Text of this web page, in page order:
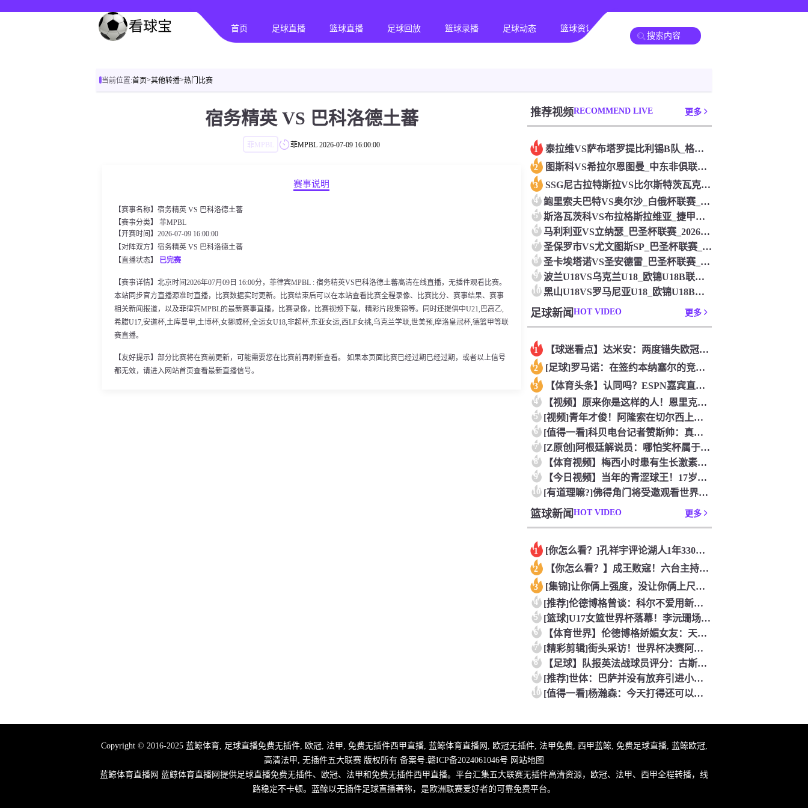
首页 足球直播 篮球直播 足球回放 篮球录播 足球动态 篮球资讯 其他转播
当前位置:首页>其他转播>热门比赛
宿务精英 VS 巴科洛德土蕃
菲MPBL 菲MPBL 2026-07-09 16:00:00
赛事说明
【赛事名称】宿务精英 VS 巴科洛德土蕃
【赛事分类】 菲MPBL
【开赛时间】2026-07-09 16:00:00
【对阵双方】宿务精英 VS 巴科洛德土蕃
【直播状态】 已完赛
【赛事详情】北京时间2026年07月09日 16:00分，菲律宾MPBL : 宿务精英VS巴科洛德土蕃高清在线直播，无插件观看比赛。
本站同步官方直播源准时直播，比赛数据实时更新。比赛结束后可以在本站查看比赛全程录像、比赛比分、赛事结果、赛事
相关新闻报道，以及菲律宾MPBL的最新赛事直播，比赛录像，比赛视频下载，精彩片段集锦等。同时还提供中U21,巴高乙,
希腊U17,安道杯,土库曼甲,土博杯,女挪威杯,全运女U18,非超杯,东亚女运,西LF女挑,乌克兰学联,世美预,摩洛皇冠杯,德篮甲等联
赛直播。
【友好提示】部分比赛将在赛前更新，可能需要您在比赛前再刷新查看。 如果本页面比赛已经过期已经过期，或者以上信号
都无效，请进入网站首页查看最新直播信号。
推荐视频RECOMMEND LIVE 更多
1 泰拉维VS萨布塔罗提比利锡B队_格鲁杯联赛_2026年07月
2 图斯科VS希拉尔恩图曼_中东非俱联赛_2026年07月26日
3 SSG尼古拉特斯拉VS比尔斯特茨瓦克_德戊联赛_2026年0
4 鲍里索夫巴特VS奥尔沙_白俄杯联赛_2026年07月26日
5 斯洛瓦茨科VS布拉格斯拉维亚_捷甲联赛_2026年07月26
6 马利利亚VS立纳瑟_巴圣杯联赛_2026年07月26日
7 圣保罗市VS尤文图斯SP_巴圣杯联赛_2026年07月26日
8 圣卡埃塔诺VS圣安德雷_巴圣杯联赛_2026年07月26日
9 波兰U18VS乌克兰U18_欧锦U18B联赛_2026年07
10 黑山U18VS罗马尼亚U18_欧锦U18B联赛_2026年0
足球新闻 HOT VIDEO 更多
1 【球迷看点】达米安：两度错失欧冠是我在国米最大遗憾，不退役我
2 [足球]罗马诺：在签约本纳塞尔的竞争中，加拉法处于领先地位
3 【体育头条】认同吗？ESPN嘉宾直言：帕雷德斯的行为无法容忍
4 【视频】原来你是这样的人！恩里克以为奥古斯托在给自己拍照，但
5 [视频]青年才俊！阿隆索在切尔西上任后的第七堂训练课！
6 [值得一看]科贝电台记者赞斯帅：真正的绅士，拥抱德拉富恩特+
7 [Z原创]阿根廷解说员：哪怕奖杯属于西班牙，梅西早已唤醒阿根
8 【体育视频】梅西小时患有生长激素缺乏症，当时巴萨总监看了比赛
9 【今日视频】当年的青涩球王！17岁青涩梅西奶音：我们用节奏把
10 [有道理嘛?]佛得角门将受邀观看世界杯决赛，还遇到了传奇门将
篮球新闻 HOT VIDEO 更多
1 [你怎么看？]孔祥宇评论湖人1年330万签约塞布尔，性价比极
2 【你怎么看？】成王败寇！六台主持人：西班牙完全掌控比赛，阿根
3 [集锦]让你俩上强度，没让你俩上尺度……看懵了
4 [推荐]伦德博格曾谈：科尔不爱用新秀！但我很有机会上场，甚至
5 [篮球]U17女篮世界杯落幕！李沅珊场均20.3分荣膺得分王
6 【体育世界】伦德博格娇媚女友：天哪 这个奖杯可以直接放进我们
7 [精彩剪辑]街头采访！世界杯决赛阿根廷vs西班牙，英格兰球迷
8 【足球】队报英法战球员评分：古斯托、科纳特、特奥、杜埃、谢尔
9 [推荐]世体：巴萨并没有放弃引进小蜘蛛，希望在英国集训期间完
10 [值得一看]杨瀚森：今天打得还可以！听到现场的加油声了！感谢
Copyright © 2016-2025 蓝鲸体育, 足球直播免费无插件, 欧冠, 法甲, 免费无插件西甲直播, 蓝鲸体育直播网, 欧冠无插件, 法甲免费, 西甲蓝鲸, 免费足球直播, 蓝鲸欧冠,
高清法甲, 无插件五大联赛 版权所有 备案号:赣ICP备2024061046号 网站地图
蓝鲸体育直播网 蓝鲸体育直播网提供足球直播免费无插件、欧冠、法甲和免费无插件西甲直播。平台汇集五大联赛无插件高清资源，欧冠、法甲、西甲全程转播，线
路稳定不卡顿。蓝鲸以无插件足球直播著称，是欧洲联赛爱好者的可靠免费平台。